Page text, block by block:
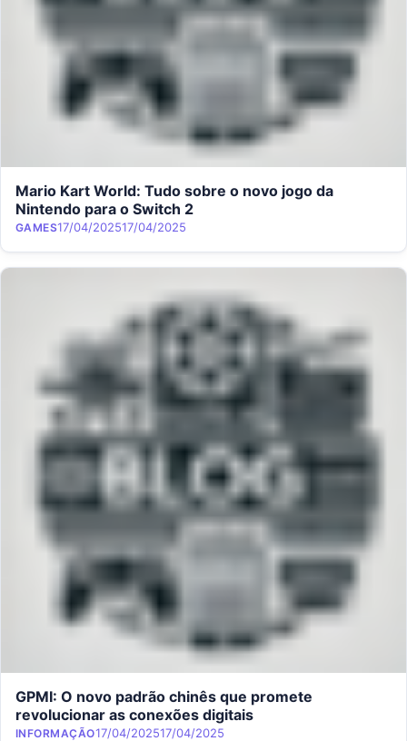
Mario Kart World: Tudo sobre o novo jogo da
Nintendo para o Switch 2
Category
GAMESPosted on
17/04/202517/04/2025
GPMI: O novo padrão chinês que promete
revolucionar as conexões digitais
Category
INFORMAÇÃOPosted on
17/04/202517/04/2025